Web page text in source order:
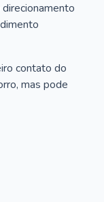
contato do
mas pode